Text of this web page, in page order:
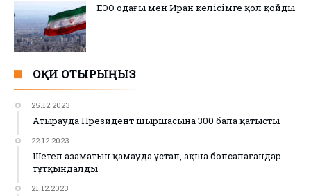
ЕЭО одағы мен Иран келісімге қол қойды
ОҚИ ОТЫРЫҢЫЗ
25.12.2023
Атырауда Президент шыршасына 300 бала қатысты
22.12.2023
Шетел азаматын қамауда ұстап, ақша бопсалағандар
тұтқындалды
21.12.2023